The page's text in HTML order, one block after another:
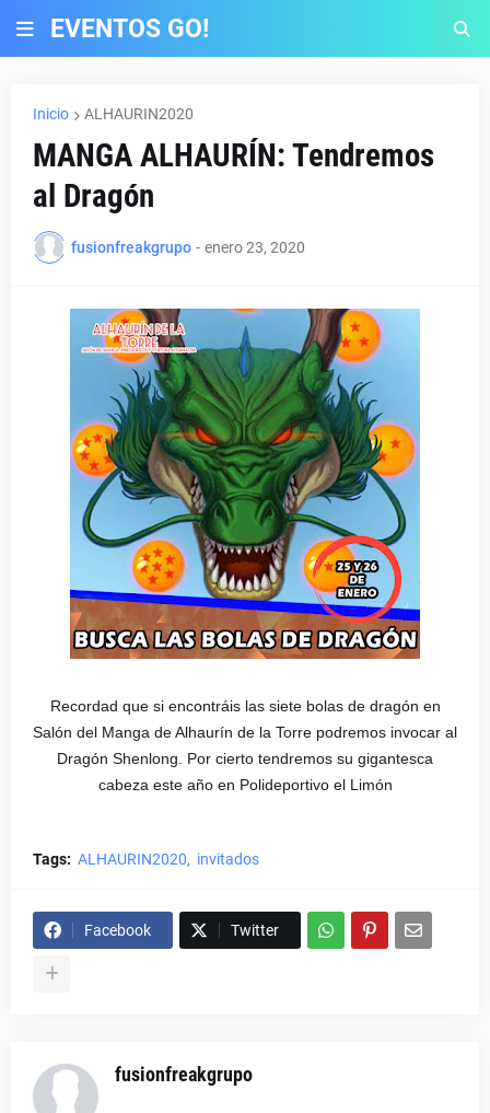
EVENTOS GO!
Inicio ALHAURIN2020
MANGA ALHAURÍN: Tendremos
al Dragón
fusionfreakgrupo - enero 23, 2020
Recordad que si encontráis las siete bolas de dragón en
Salón del Manga de Alhaurín de la Torre podremos invocar al
Dragón Shenlong. Por cierto tendremos su gigantesca
cabeza este año en Polideportivo el Limón
Tags: ALHAURIN2020 invitados
Facebook Twitter
fusionfreakgrupo